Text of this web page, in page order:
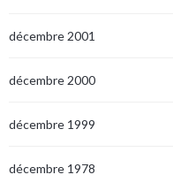
décembre 2001
décembre 2000
décembre 1999
décembre 1978